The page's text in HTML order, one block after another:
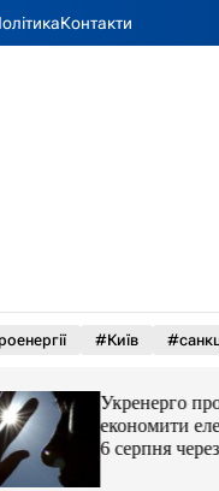
Контакти
#Київ
Укренерго
економити
6 серпня через